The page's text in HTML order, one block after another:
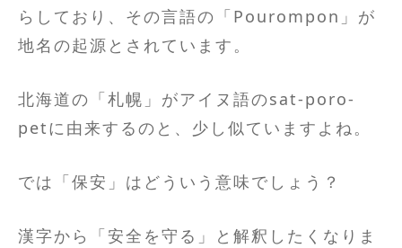
らしており、その言語の「Pourompon」が
地名の起源とされています。
北海道の「札幌」がアイヌ語のsat-poro-
petに由来するのと、少し似ていますよね。
では「保安」はどういう意味でしょう？
漢字から「安全を守る」と解釈したくなりま